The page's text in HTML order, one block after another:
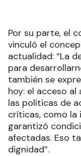
Por su parte, el
vinculó el
actualidad: “La
para
también se
hoy: el acceso
las políticas de
críticas, como la
garantizó
afectadas. Eso
dignidad”.